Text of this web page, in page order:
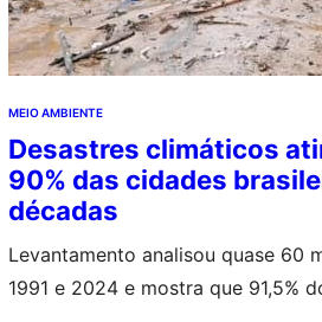
MEIO AMBIENTE
Desastres climáticos
90% das cidades
décadas
Levantamento analisou quase 60
1991 e 2024 e mostra que 91,5%